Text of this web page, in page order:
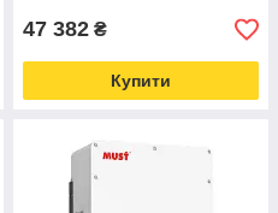
47 382 ₴
Купити